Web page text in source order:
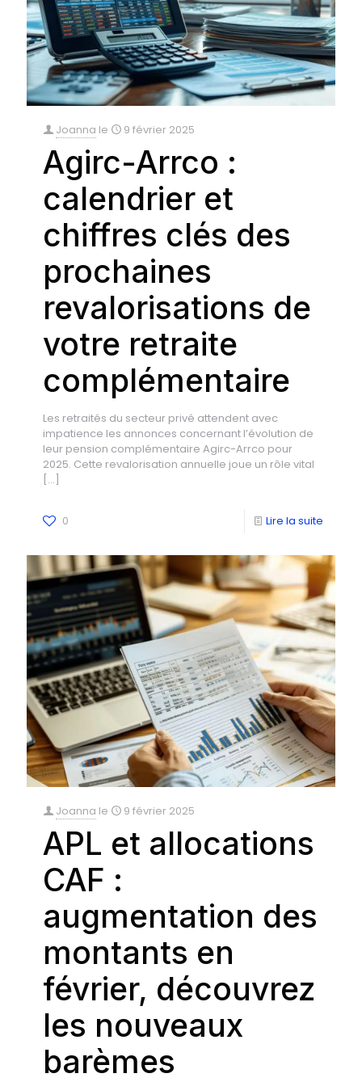
Joanna le 9 février 2025
Agirc-Arrco :
calendrier et
chiffres clés des
prochaines
revalorisations de
votre retraite
complémentaire
Les retraités du secteur privé attendent avec
impatience les annonces concernant l’évolution de
leur pension complémentaire Agirc-Arrco pour
2025. Cette revalorisation annuelle joue un rôle vital
[…]
0 Lire la suite
Joanna le 9 février 2025
APL et allocations
CAF :
augmentation des
montants en
février, découvrez
les nouveaux
barèmes